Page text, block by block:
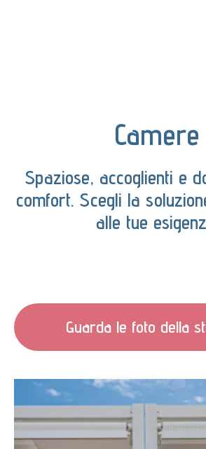
Camere
Spaziose, accoglienti e
comfort. Scegli la
alle tue
Guarda le foto della